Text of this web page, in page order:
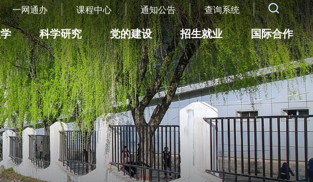
一网通办 课程中心 通知公告 查询系统
科学研究 党的建设 招生就业 国际合作